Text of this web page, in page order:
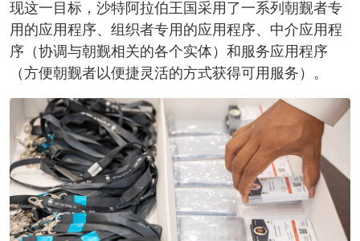
现这一目标，沙特阿拉伯王国采用了一系列朝觐者专
用的应用程序、组织者专用的应用程序、中介应用程
序（协调与朝觐相关的各个实体）和服务应用程序
（方便朝觐者以便捷灵活的方式获得可用服务）。